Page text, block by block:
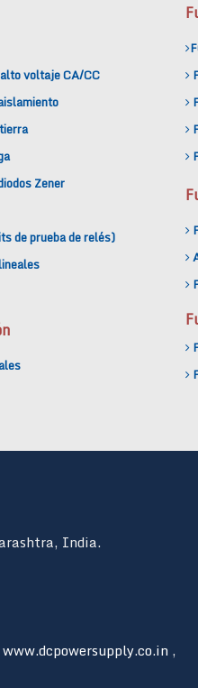
voltaje CA/CC
Zener
de prueba de relés)
India.
www.dcpowersupply.co.in ,